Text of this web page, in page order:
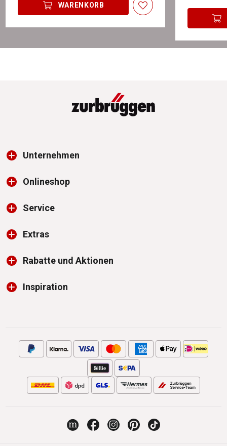
WARENKORB
Unternehmen
Onlineshop
Service
Extras
Rabatte und Aktionen
Inspiration